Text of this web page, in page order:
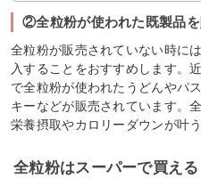
②全粒粉が使われた既製品
全粒粉が販売されていない時に
入することをおすすめします。
で全粒粉が使われたうどんやパ
キーなどが販売されています。
栄養摂取やカロリーダウンが叶
全粒粉はスーパーで買える